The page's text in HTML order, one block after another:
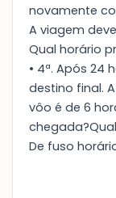
novamente
A viagem
Qual horário
• 4ª. Após 24
destino final.
vôo é de 6
De fuso